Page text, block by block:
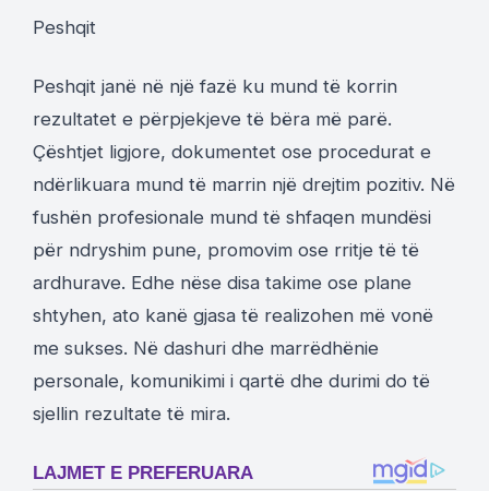
Peshqit
Peshqit janë në një fazë ku mund të korrin
rezultatet e përpjekjeve të bëra më parë.
Çështjet ligjore, dokumentet ose procedurat e
ndërlikuara mund të marrin një drejtim pozitiv. Në
fushën profesionale mund të shfaqen mundësi
për ndryshim pune, promovim ose rritje të të
ardhurave. Edhe nëse disa takime ose plane
shtyhen, ato kanë gjasa të realizohen më vonë
me sukses. Në dashuri dhe marrëdhënie
personale, komunikimi i qartë dhe durimi do të
sjellin rezultate të mira.